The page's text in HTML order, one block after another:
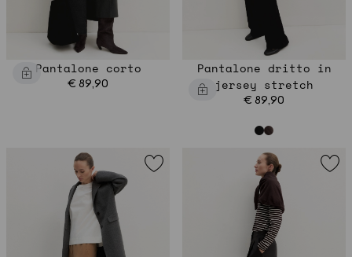
Pantalone corto
€ 89,90
Pantalone dritto in
jersey stretch
€ 89,90